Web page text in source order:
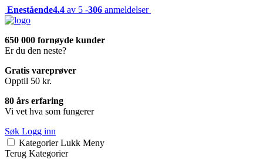
Enestående4.4 av 5 -306 anmeldelser
650 000 fornøyde kunder
Er du den neste?
Gratis vareprøver
Opptil 50 kr.
80 års erfaring
Vi vet hva som fungerer
Søk Logg inn
Kategorier Lukk Meny
Terug Kategorier